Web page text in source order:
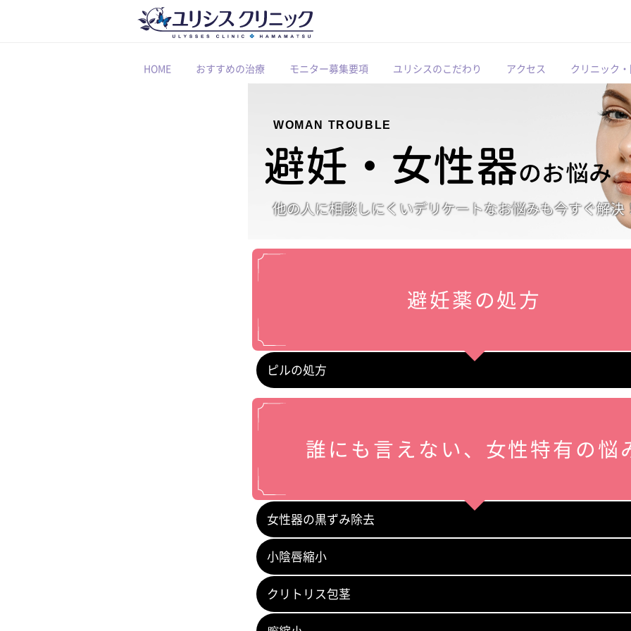
HOME おすすめの治療 モニター募集要項 ユリシスのこだわり アクセス クリニック
WOMAN TROUBLE
避妊・女性器のお悩み
他の人に相談しにくいデリケートなお悩みも今すぐ解決
避妊薬の処方
ピルの処方
誰にも言えない、 女性特有の悩
女性器の黒ずみ除去
小陰唇縮小
クリトリス包茎